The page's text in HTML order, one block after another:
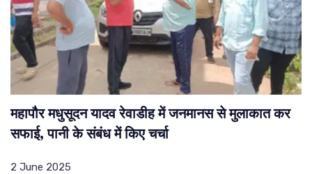
महापौर मधुसूदन यादव रेवाडीह में जनमानस से मुलाकात कर
सफाई, पानी के संबंध में किए चर्चा
2 June 2025